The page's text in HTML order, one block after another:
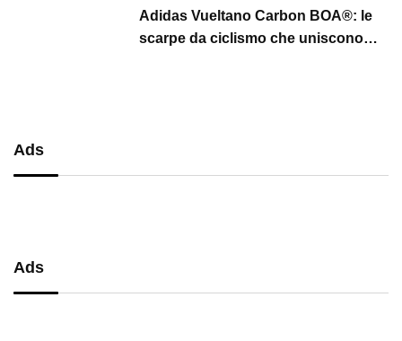
Adidas Vueltano Carbon BOA®: le
scarpe da ciclismo che uniscono
Ads
Ads